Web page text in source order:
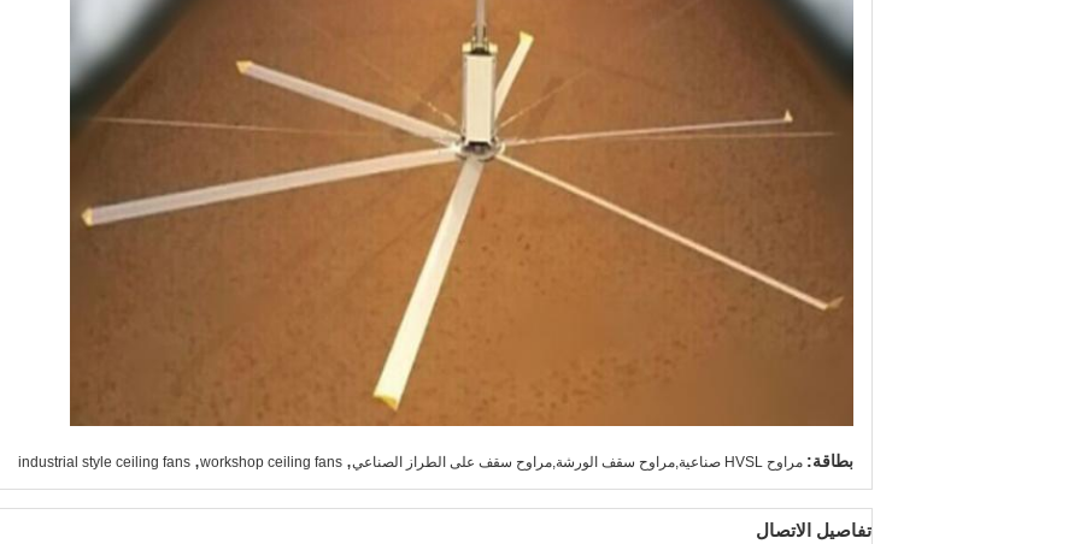
بطاقة: مراوح HVSL صناعية,مراوح سقف الورشة,مراوح سقف على الطراز الصناعي ,
workshop ceiling fans
,
industrial style ceiling fans
تفاصيل الاتصال